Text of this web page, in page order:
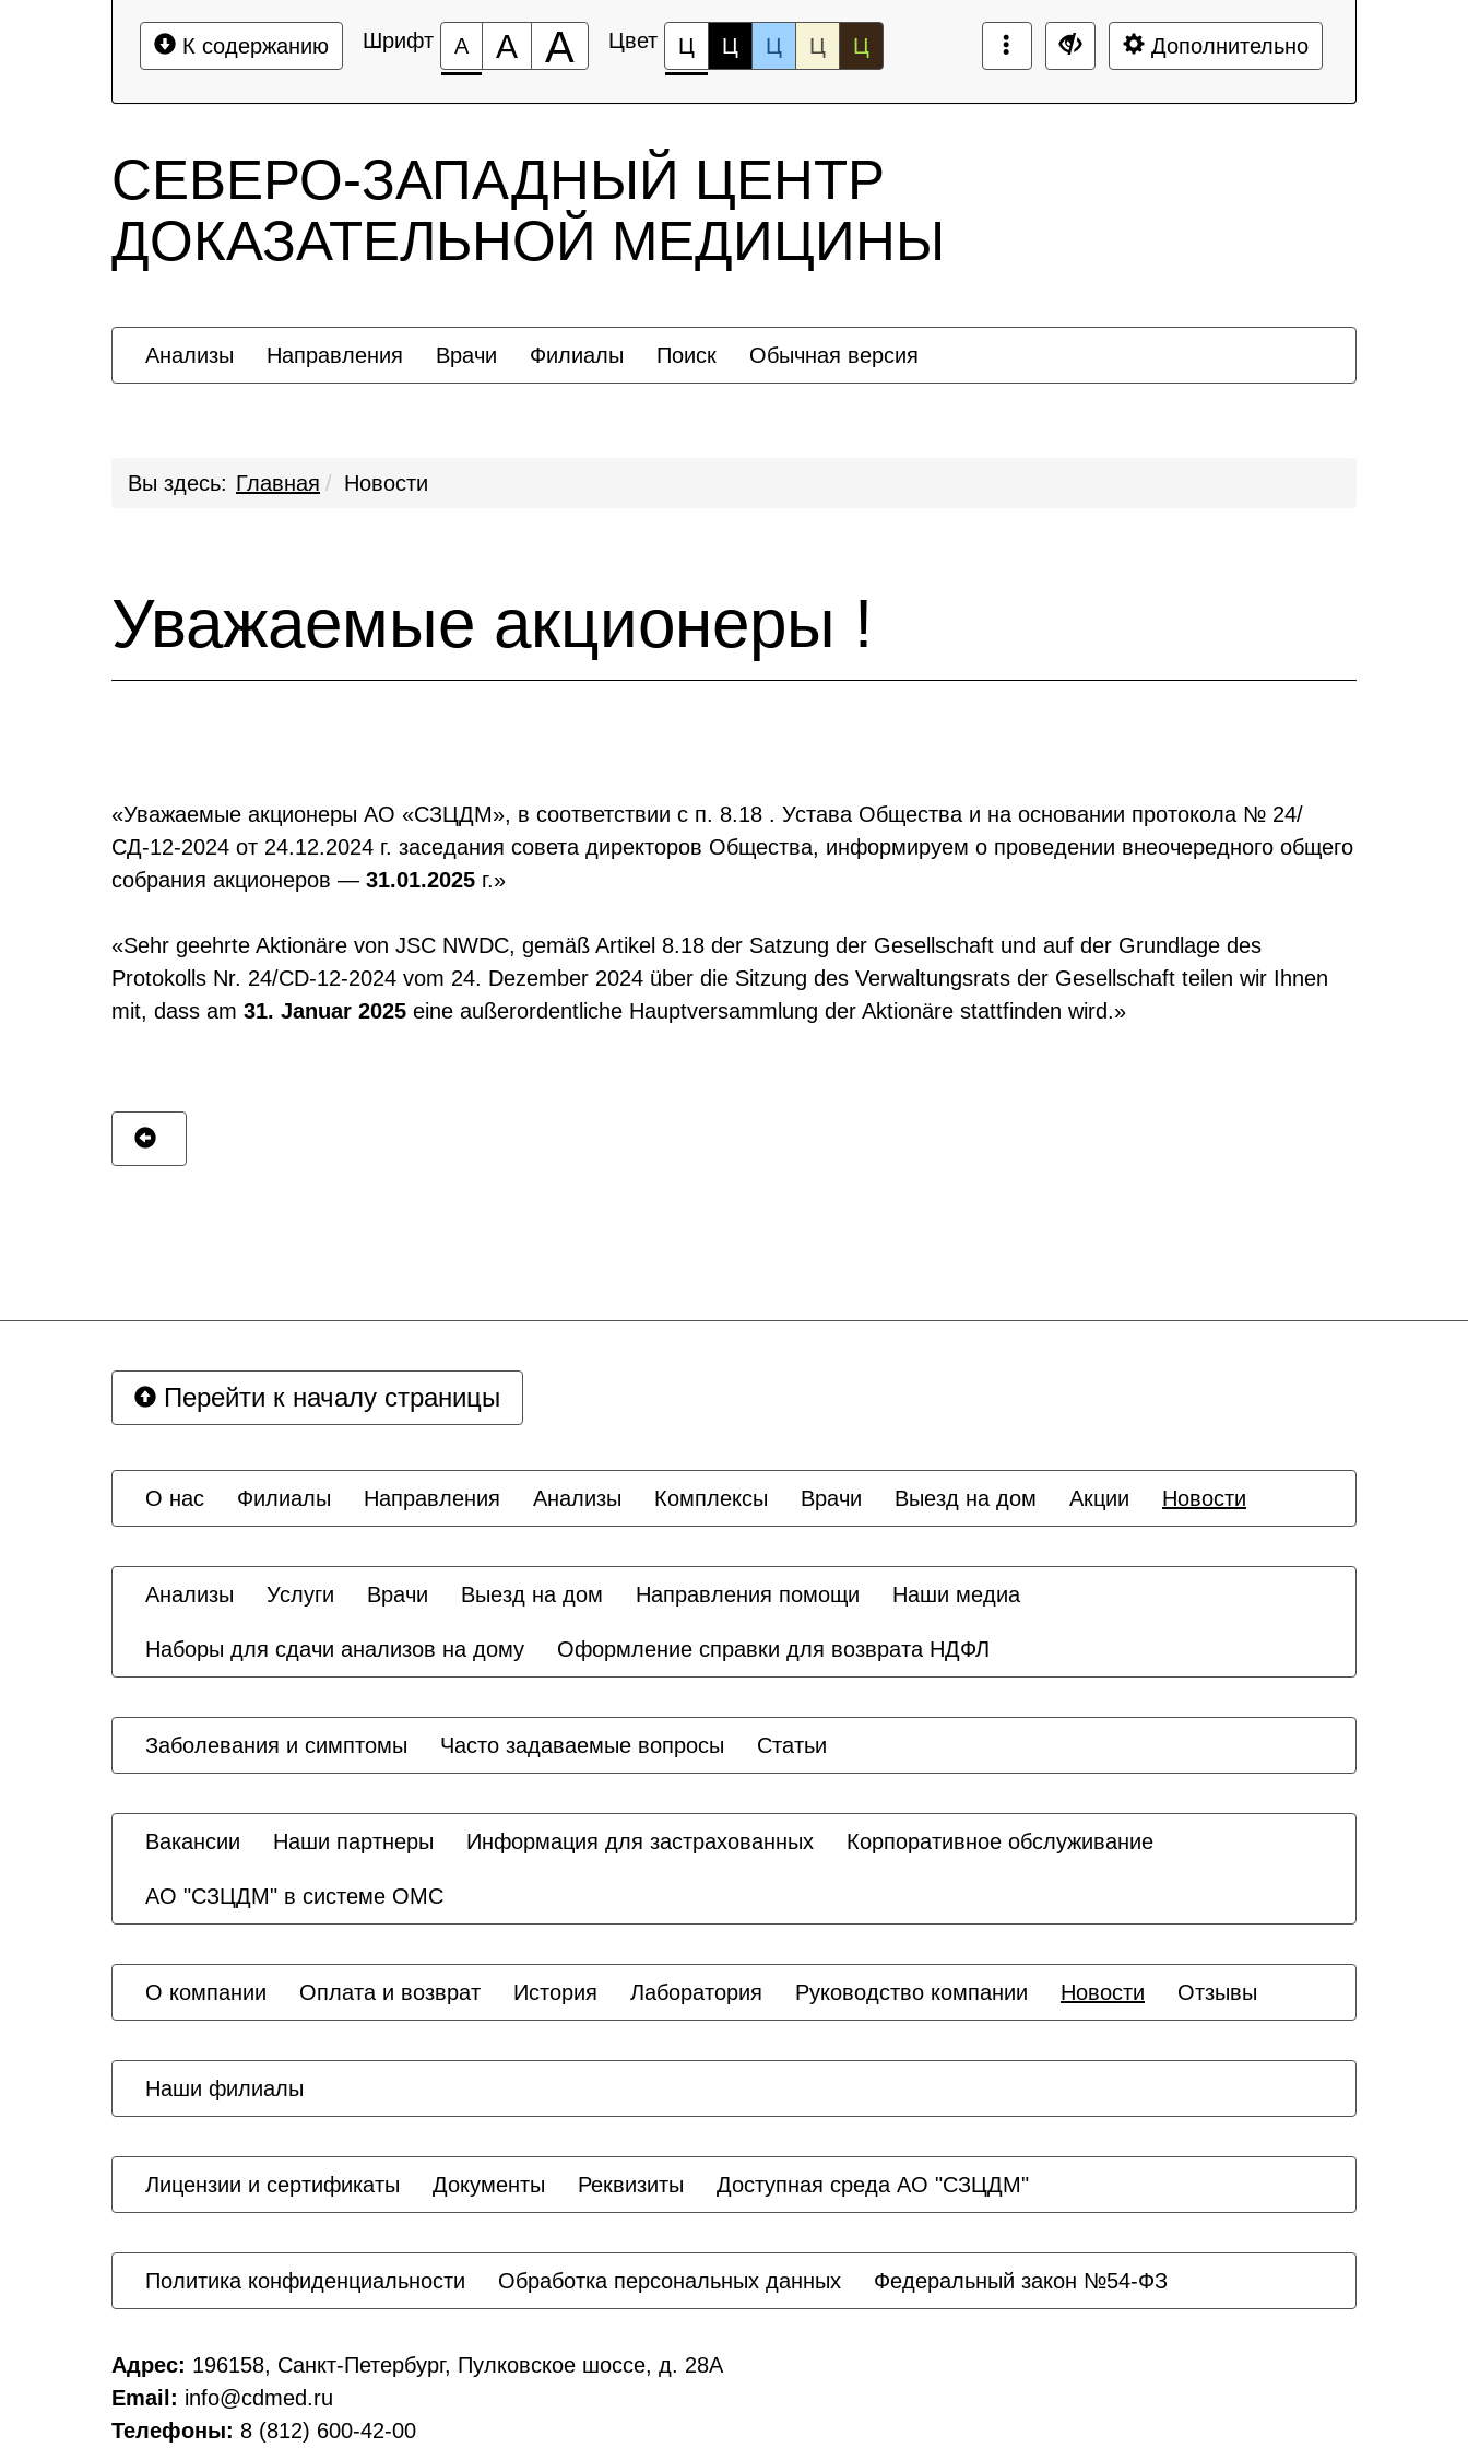
К содержанию Шрифт А А А Цвет Ц Ц Ц Ц Ц Дополнительно
СЕВЕРО-ЗАПАДНЫЙ ЦЕНТР
ДОКАЗАТЕЛЬНОЙ МЕДИЦИНЫ
Анализы Направления Врачи Филиалы Поиск Обычная версия
Вы здесь: Главная Новости
Уважаемые акционеры !
«Уважаемые акционеры АО «СЗЦДМ», в соответствии с п. 8.18 . Устава Общества и на основании протокола № 24/
СД-12-2024 от 24.12.2024 г. заседания совета директоров Общества, информируем о проведении внеочередного общего
собрания акционеров — 31.01.2025 г.»
«Sehr geehrte Aktionäre von JSC NWDC, gemäß Artikel 8.18 der Satzung der Gesellschaft und auf der Grundlage des
Protokolls Nr. 24/CD-12-2024 vom 24. Dezember 2024 über die Sitzung des Verwaltungsrats der Gesellschaft teilen wir Ihnen
mit, dass am 31. Januar 2025 eine außerordentliche Hauptversammlung der Aktionäre stattfinden wird.»
Перейти к началу страницы
О нас Филиалы Направления Анализы Комплексы Врачи Выезд на дом Акции Новости
Анализы Услуги Врачи Выезд на дом Направления помощи Наши медиа
Наборы для сдачи анализов на дому Оформление справки для возврата НДФЛ
Заболевания и симптомы Часто задаваемые вопросы Статьи
Вакансии Наши партнеры Информация для застрахованных Корпоративное обслуживание
АО "СЗЦДМ" в системе ОМС
О компании Оплата и возврат История Лаборатория Руководство компании Новости Отзывы
Наши филиалы
Лицензии и сертификаты Документы Реквизиты Доступная среда АО "СЗЦДМ"
Политика конфиденциальности Обработка персональных данных Федеральный закон №54-ФЗ
Адрес: 196158, Санкт-Петербург, Пулковское шоссе, д. 28А
Email: info@cdmed.ru
Телефоны: 8 (812) 600-42-00